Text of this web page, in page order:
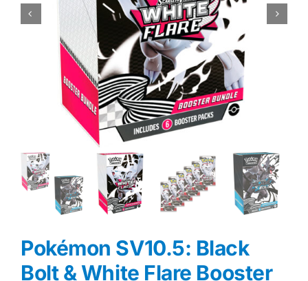
Irtokortit
Rip & Ship
Greidauspalvelu
Pokémon SV10.5: Black
Bolt & White Flare Booster